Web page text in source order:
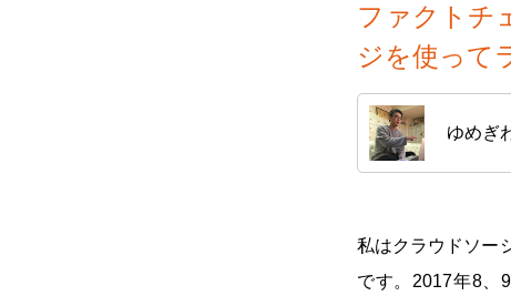
ファクトチ
ジを使って
ゆめぎ
私はクラウドソー
です。2017年8、